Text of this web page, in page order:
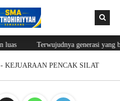
Terwujudnya generasi yang
- KEJUARAAN PENCAK SILAT